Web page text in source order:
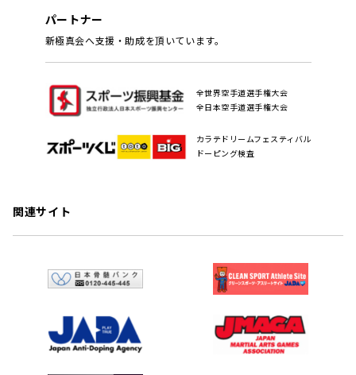
パートナー
新極真会へ支援・助成を頂いています。
全世界空手道選手権大会
全日本空手道選手権大会
カラテドリームフェスティバル
ドーピング検査
関連サイト